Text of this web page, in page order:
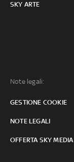
SKY ARTE
Note legali:
GESTIONE COOKIE
NOTE LEGALI
OFFERTA SKY MEDIA